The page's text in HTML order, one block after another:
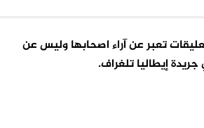
تعبر عن آراء اصحابها وليس عن
جريدة إيطاليا تلغراف.